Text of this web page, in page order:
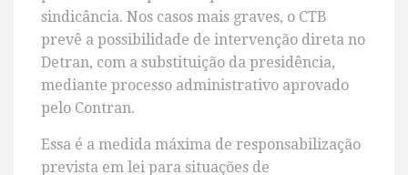
sindicância. Nos casos mais graves, o CTB
prevê a possibilidade de intervenção direta no
Detran, com a substituição da presidência,
mediante processo administrativo aprovado
pelo Contran.
Essa é a medida máxima de responsabilização
prevista em lei para situações de